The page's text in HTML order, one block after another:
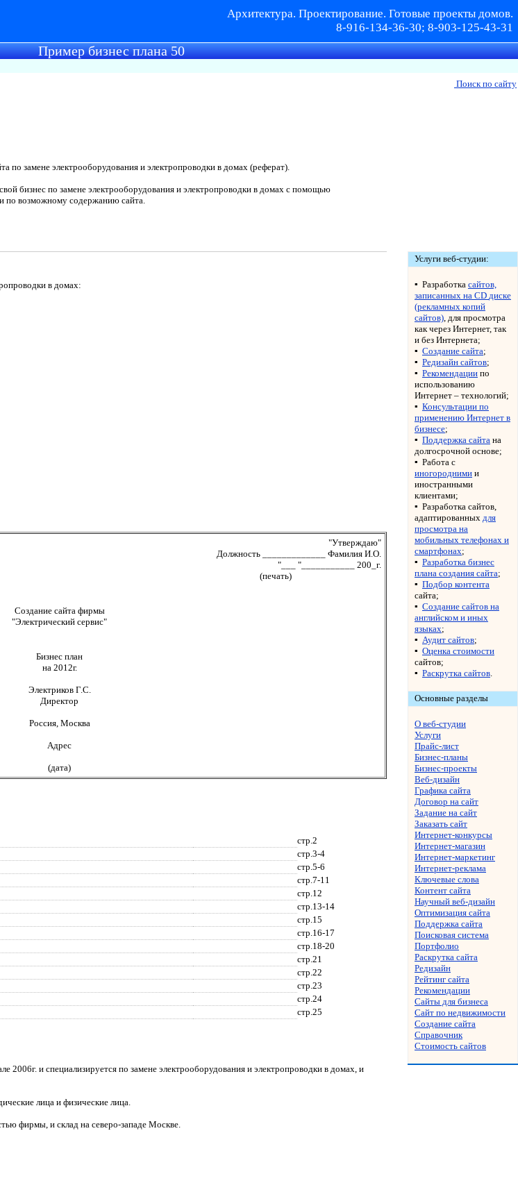
Архитектура. Проектирование. Готовые проекты домов.
8-916-134-36-30; 8-903-125-43-31
Пример бизнес плана 50
Поиск по сайту
по замене электрооборудования и электропроводки в домах (реферат).
бизнес по замене электрооборудования и электропроводки в домах с помощью
по возможному содержанию сайта.
в домах:
"Утверждаю"
Должность _____________ Фамилия И.О.
"___ "___________ 200_г.
(печать)
Создание сайта фирмы
"Электрический сервис"
Бизнес план
на 2012г.
Электриков Г.С.
Директор
Россия, Москва
Адрес
(дата)
стр.2
стр.3-4
стр.5-6
стр.7-11
стр.12
стр.13-14
стр.15
стр.16-17
стр.18-20
стр.21
стр.22
стр.23
стр.24
стр.25
и специализируется по замене электрооборудования и электропроводкив домах, и
лица и физические лица.
фирмы, и склад на северо-западе Москве.
Услуги веб-студии:
▪ Разработка сайтов,
записанных на CD диске
(рекламных копий
сайтов), для просмотра
как через Интернет, так
и без Интернета;
▪ Создание сайта;
▪ Редизайн сайтов;
▪ Рекомендации по
использованию
Интернет – технологий;
▪ Консультации по
применению Интернет в
бизнесе;
▪ Поддержка сайта на
долгосрочной основе;
▪ Работа с
иногородними и
иностранными
клиентами;
▪ Разработка сайтов,
адаптированных для
просмотра на
мобильных телефонах и
смартфонах;
▪ Разработка бизнес
плана создания сайта;
▪ Подбор контента
сайта;
▪ Создание сайтов на
английском и иных
языках;
▪ Аудит сайтов;
▪ Оценка стоимости
сайтов;
▪ Раскрутка сайтов.
Основные разделы
О веб-студии
Услуги
Прайс-лист
Бизнес-планы
Бизнес-проекты
Веб-дизайн
Графика сайта
Договор на сайт
Задание на сайт
Заказать сайт
Интернет-конкурсы
Интернет-магазин
Интернет-маркетинг
Интернет-реклама
Ключевые слова
Контент сайта
Научный веб-дизайн
Оптимизация сайта
Поддержка сайта
Поисковая система
Портфолио
Раскрутка сайта
Редизайн
Рейтинг сайта
Рекомендации
Сайты для бизнеса
Сайт по недвижимости
Создание сайта
Справочник
Стоимость сайтов